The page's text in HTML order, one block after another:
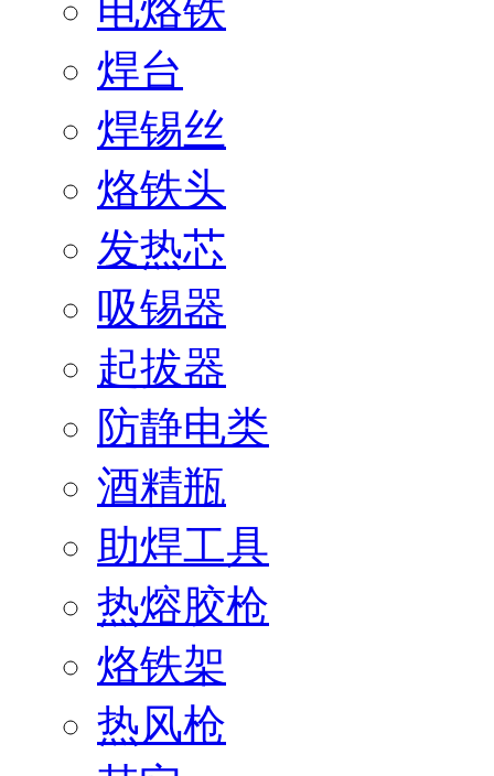
电烙铁
焊台
焊锡丝
烙铁头
发热芯
吸锡器
起拔器
防静电类
酒精瓶
助焊工具
热熔胶枪
烙铁架
热风枪